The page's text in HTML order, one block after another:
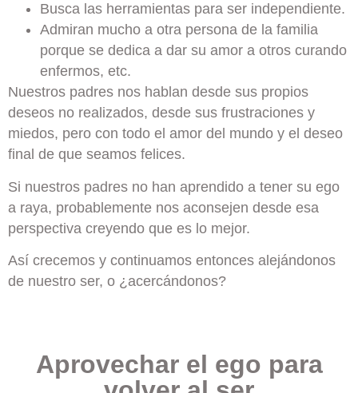
Busca las herramientas para ser independiente.
Admiran mucho a otra persona de la familia
porque se dedica a dar su amor a otros curando
enfermos, etc.
Nuestros padres nos hablan desde sus propios
deseos no realizados, desde sus frustraciones y
miedos, pero con todo el amor del mundo y el deseo
final de que seamos felices.
Si nuestros padres no han aprendido a tener su ego
a raya, probablemente nos aconsejen desde esa
perspectiva creyendo que es lo mejor.
Así crecemos y continuamos entonces alejándonos
de nuestro ser, o ¿acercándonos?
Aprovechar el ego para